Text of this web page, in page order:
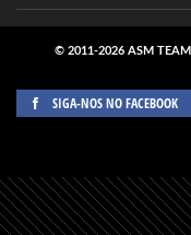
© 2011-2026 ASM TEAM
SIGA-NOS NO FACEBOOK